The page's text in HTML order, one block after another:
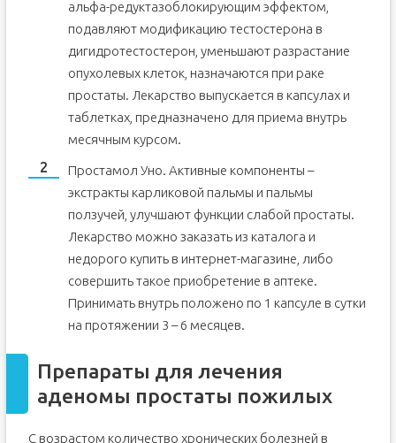
альфа-редуктазоблокирующим эффектом,
подавляют модификацию тестостерона в
дигидротестостерон, уменьшают разрастание
опухолевых клеток, назначаются при раке
простаты. Лекарство выпускается в капсулах и
таблетках, предназначено для приема внутрь
месячным курсом.
Простамол Уно. Активные компоненты –
экстракты карликовой пальмы и пальмы
ползучей, улучшают функции слабой простаты.
Лекарство можно заказать из каталога и
недорого купить в интернет-магазине, либо
совершить такое приобретение в аптеке.
Принимать внутрь положено по 1 капсуле в сутки
на протяжении 3 – 6 месяцев.
Препараты для лечения
аденомы простаты пожилых
С возрастом количество хронических болезней в